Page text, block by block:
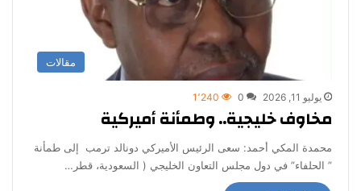
مقالات
يوليو 11, 2026 0 1٬240
مخاوف خليجية.. وطمأنة أميركية
محمدة المكي أحمد: سعى الرئيس الأميركي دونالد ترمب إلى طمأنة
” الحلفاء” في دول مجلس التعاون الخليجي ( السعودية، قطر…